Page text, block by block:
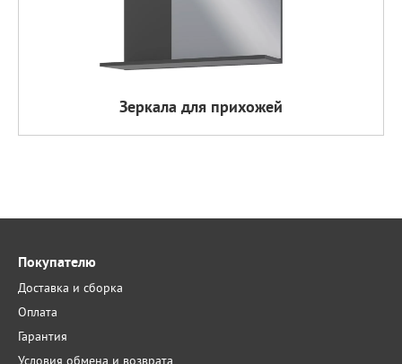
Зеркала для прихожей
Покупателю
Доставка и сборка
Оплата
Гарантия
Условия обмена и возврата